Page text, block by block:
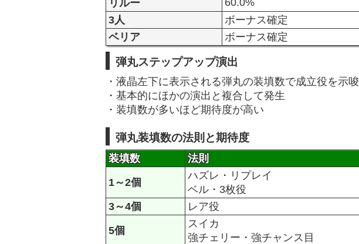
リルー 60.0%
3人
ボーナス確定
ベリア
ボーナス確定
弾丸ステップアップ演出
・液晶左下に表示される弾丸の装填数で成立役を示唆
・基本的にほかの演出と複合して発生
・装填数が多いほど期待度が高い
弾丸装填数の法則と期待度
装填数 法則
1～2個
ハズレ・リプレイ
ベル・3枚役
3～4個 レア役
5個
スイカ
強チェリー・強チャンス目